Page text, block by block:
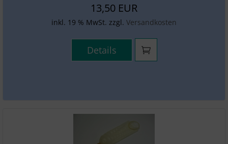
13,50 EUR
inkl. 19 % MwSt. zzgl. Versandkosten
Details